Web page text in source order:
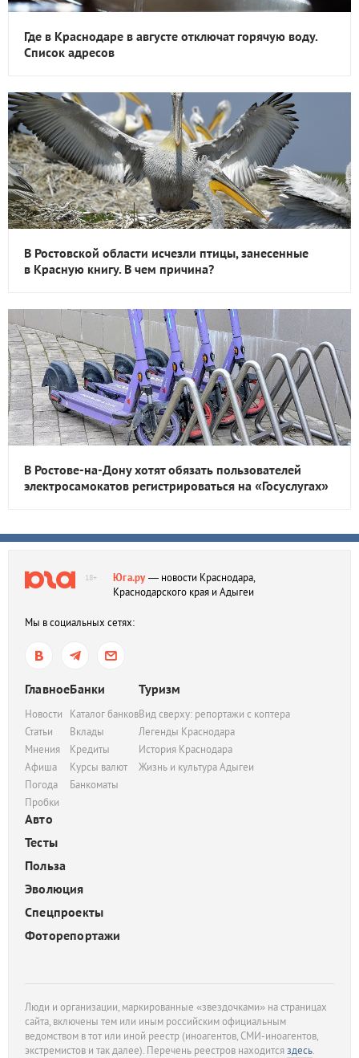
Где в Краснодаре в августе отключат горячую воду.
Список адресов
В Ростовской области исчезли птицы, занесенные
в Красную книгу. В чем причина?
В Ростове-на-Дону хотят обязать пользователей
электросамокатов регистрироваться на «Госуслугах»
18+ Юга.ру— новости Краснодара,
Краснодарского края и Адыгеи
Мы в социальных сетях:
Главное
Новости
Статьи
Мнения
Афиша
Погода
Пробки
Банки
Каталог банков
Вклады
Кредиты
Курсы валют
Банкоматы
Туризм
Вид сверху: репортажи с коптера
Легенды Краснодара
История Краснодара
Жизнь и культура Адыгеи
Авто
Тесты
Польза
Эволюция
Спецпроекты
Фоторепортажи
Люди и организации, маркированные «звездочками» на страницах
сайта, включены тем или иным российским официальным
ведомством в тот или иной реестр (иноагентов, СМИ-иноагентов,
экстремистов и так далее). Перечень реестров находитсяздесь.